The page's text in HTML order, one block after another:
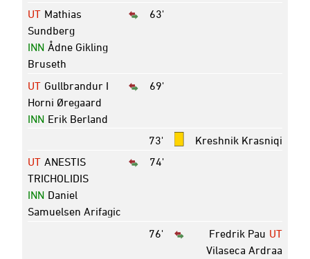
63'
UT Mathias
Sundberg
INN Ådne Gikling
Bruseth
69'
UT Gullbrandur I
Horni Øregaard
INN Erik Berland
73'
Kreshnik Krasniqi
74'
UT ANESTIS
TRICHOLIDIS
INN Daniel
Samuelsen Arifagic
76'
UT
Fredrik Pau
Vilaseca Ardraa